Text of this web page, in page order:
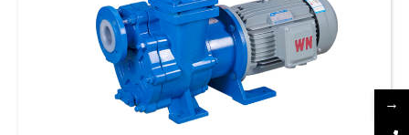
der Norm API682 angepasst werden.
→